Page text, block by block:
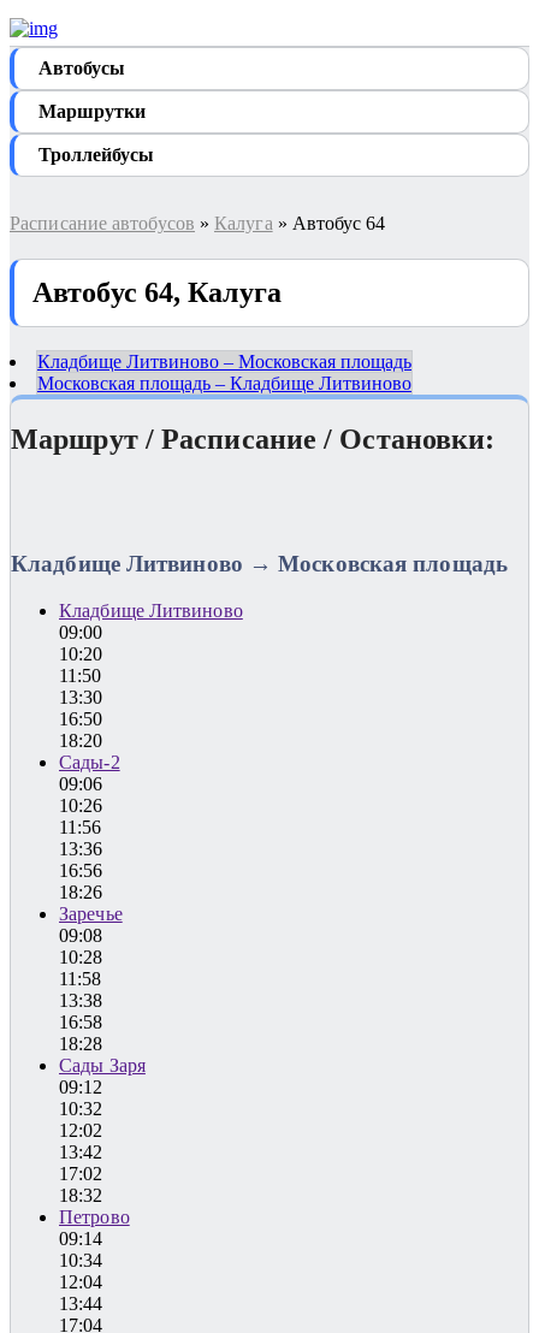
Автобуcы
Маршрутки
Троллейбусы
Расписание автобусов » Калуга » Автобус 64
Автобус 64, Калуга
Кладбище Литвиново – Московская площадь
Московская площадь – Кладбище Литвиново
Маршрут / Расписание / Остановки:
Кладбище Литвиново → Московская площадь
Кладбище Литвиново
09:00
10:20
11:50
13:30
16:50
18:20
Сады-2
09:06
10:26
11:56
13:36
16:56
18:26
Заречье
09:08
10:28
11:58
13:38
16:58
18:28
Сады Заря
09:12
10:32
12:02
13:42
17:02
18:32
Петрово
09:14
10:34
12:04
13:44
17:04